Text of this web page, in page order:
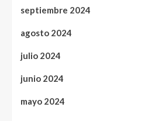
septiembre 2024
agosto 2024
julio 2024
junio 2024
mayo 2024